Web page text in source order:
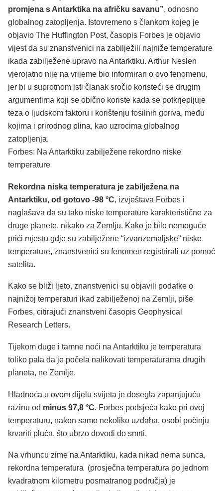
promjena s Antarktika na afričku savanu”, odnosno
globalnog zatopljenja. Istovremeno s člankom kojeg je
objavio The Huffington Post, časopis Forbes je objavio
vijest da su znanstvenici na zabilježili najniže temperature
ikada zabilježene upravo na Antarktiku. Arthur Neslen
vjerojatno nije na vrijeme bio informiran o ovo fenomenu,
jer bi u suprotnom isti članak sročio koristeći se drugim
argumentima koji se obično koriste kada se potkrjepljuje
teza o ljudskom faktoru i korištenju fosilnih goriva, među
kojima i prirodnog plina, kao uzrocima globalnog
zatopljenja.
Forbes: Na Antarktiku zabilježene rekordno niske
temperature
Rekordna niska temperatura je zabilježena na
Antarktiku, od gotovo -98 °C, izvještava Forbes i
naglašava da su tako niske temperature karakteristične za
druge planete, nikako za Zemlju. Kako je bilo nemoguće
prići mjestu gdje su zabilježene “izvanzemaljske” niske
temperature, znanstvenici su fenomen registrirali uz pomoć
satelita.
Kako se bliži ljeto, znanstvenici su objavili podatke o
najnižoj temperaturi ikad zabilježenoj na Zemlji, piše
Forbes, citirajući znanstveni časopis Geophysical
Research Letters.
Tijekom duge i tamne noći na Antarktiku je temperatura
toliko pala da je počela nalikovati temperaturama drugih
planeta, ne Zemlje.
Hladnoća u ovom dijelu svijeta je dosegla zapanjujuću
razinu od minus 97,8 °C. Forbes podsjeća kako pri ovoj
temperaturu, nakon samo nekoliko uzdaha, osobi počinju
krvariti pluća, što ubrzo dovodi do smrti.
Na vrhuncu zime na Antarktiku, kada nikad nema sunca,
rekordna temperatura (prosječna temperatura po jednom
kvadratnom kilometru posmatranog područja) je